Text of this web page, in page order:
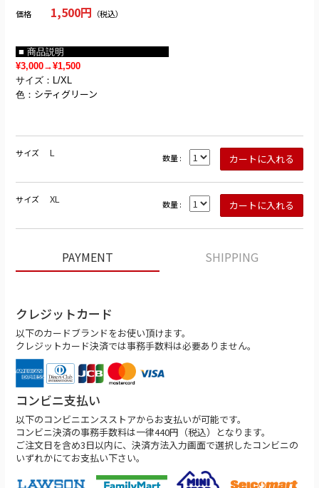
価格 1,500円 （税込）
■ 商品説明
¥3,000→¥1,500
サイズ：L/XL
色： シティグリーン
サイズ L 数量 :
サイズ XL 数量 :
PAYMENT SHIPPING
クレジットカード
以下のカードブランドをお使い頂けます。
クレジットカード決済では事務手数料は必要ありません。
コンビニ支払い
以下のコンビニエンスストアからお支払いが可能です。
コンビニ決済の事務手数料は一律440円（税込）となります。
ご注文日を含め3日以内に、決済方法入力画面で選択したコンビニの
いずれかにてお支払い下さい。